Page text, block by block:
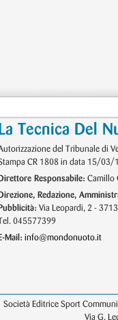
La Tecnica Del
del Tribunale di
CR 1808 in data 15/03/
Direttore Responsabile: Camillo
Direzione, Redazione,
Pubblicità: Via Leopardi, 2 -
045577399
E-Mail: info@mondonuoto.it
Società Editrice Sport
Via G.